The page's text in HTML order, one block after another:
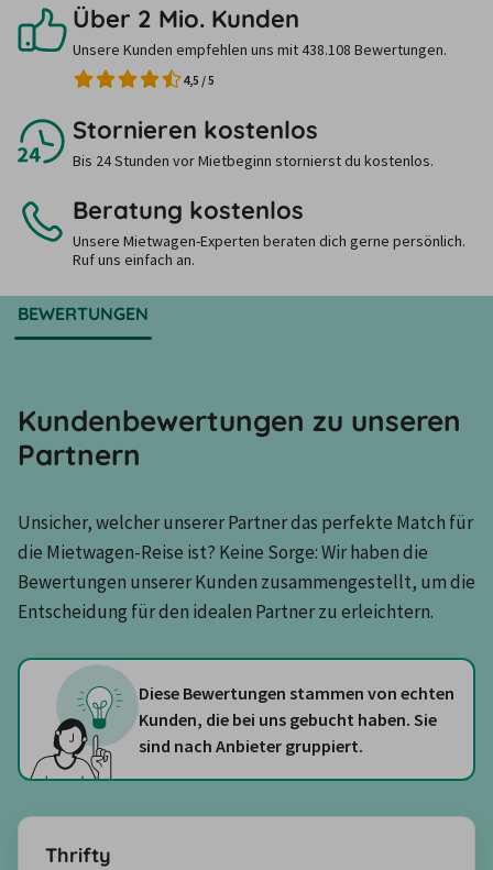
Über 2 Mio. Kunden
Unsere Kunden empfehlen uns mit 438.108 Bewertungen.
4,5 /5
Stornieren kostenlos
Bis 24 Stunden vor Mietbeginn stornierst du kostenlos.
Beratung kostenlos
Unsere Mietwagen-Experten beraten dich gerne persönlich.
Ruf uns einfach an.
BEWERTUNGEN
Kundenbewertungen zu unseren
Partnern
Unsicher, welcher unserer Partner das perfekte Match für
die Mietwagen-Reise ist? Keine Sorge: Wir haben die
Bewertungen unserer Kunden zusammengestellt, um die
Entscheidung für den idealen Partner zu erleichtern.
Diese Bewertungen stammen von echten
Kunden, die bei uns gebucht haben. Sie
sind nach Anbieter gruppiert.
Thrifty